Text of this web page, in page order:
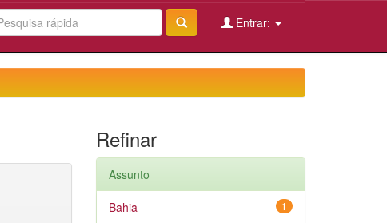
Entrar:
Refinar
Assunto
1
Bahia